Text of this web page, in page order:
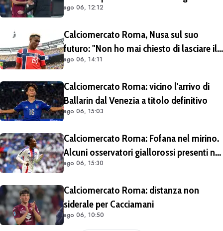
Prolungamento di un solo anno
ago 06, 12:12
Calciomercato Roma, Nusa sul suo
futuro: "Non ho mai chiesto di lasciare il
Lipsia". Giallorossi ancora al lavoro
ago 06, 14:11
Calciomercato Roma: vicino l'arrivo di
Ballarin dal Venezia a titolo definitivo
ago 06, 15:03
Calciomercato Roma: Fofana nel mirino.
Alcuni osservatori giallorossi presenti nel
match di Champions con il Lione
ago 06, 15:30
Calciomercato Roma: distanza non
siderale per Cacciamani
ago 06, 10:50